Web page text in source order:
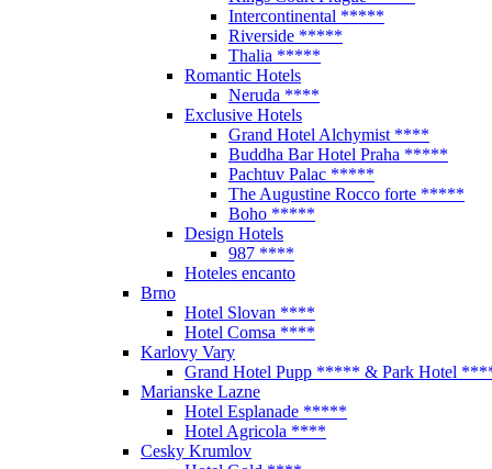
Intercontinental *****
Riverside *****
Thalia *****
Romantic Hotels
Neruda ****
Exclusive Hotels
Grand Hotel Alchymist ****
Buddha Bar Hotel Praha *****
Pachtuv Palac *****
The Augustine Rocco forte *****
Boho *****
Design Hotels
987 ****
Hoteles encanto
Brno
Hotel Slovan ****
Hotel Comsa ****
Karlovy Vary
Grand Hotel Pupp ***** & Park Hotel
Marianske Lazne
Hotel Esplanade *****
Hotel Agricola ****
Cesky Krumlov